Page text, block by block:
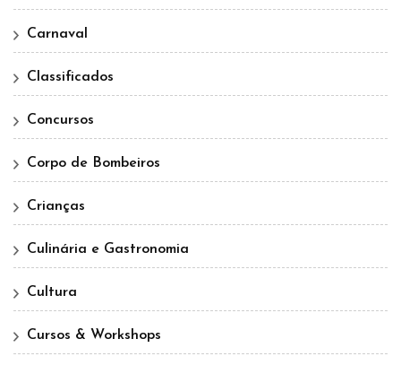
Carnaval
Classificados
Concursos
Corpo de Bombeiros
Crianças
Culinária e Gastronomia
Cultura
Cursos & Workshops